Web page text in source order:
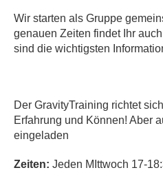
Wir starten als Gruppe
genauen Zeiten findet Ihr
sind die wichtigsten
Der GravityTraining richtet
Erfahrung und Können! Aber
eingeladen
Zeiten: Jeden MIttwoch 17-